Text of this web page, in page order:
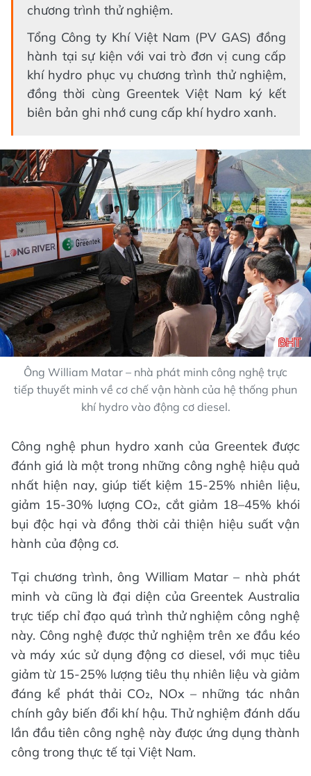
chương trình thử nghiệm.
Tổng Công ty Khí Việt Nam (PV GAS) đồng
hành tại sự kiện với vai trò đơn vị cung cấp
khí hydro phục vụ chương trình thử nghiệm,
đồng thời cùng Greentek Việt Nam ký kết
biên bản ghi nhớ cung cấp khí hydro xanh.
Ông William Matar – nhà phát minh công nghệ trực
tiếp thuyết minh về cơ chế vận hành của hệ thống phun
khí hydro vào động cơ diesel.
Công nghệ phun hydro xanh của Greentek được
đánh giá là một trong những công nghệ hiệu quả
nhất hiện nay, giúp tiết kiệm 15-25% nhiên liệu,
giảm 15-30% lượng CO₂, cắt giảm 18–45% khói
bụi độc hại và đồng thời cải thiện hiệu suất vận
hành của động cơ.
Tại chương trình, ông William Matar – nhà phát
minh và cũng là đại diện của Greentek Australia
trực tiếp chỉ đạo quá trình thử nghiệm công nghệ
này. Công nghệ được thử nghiệm trên xe đầu kéo
và máy xúc sử dụng động cơ diesel, với mục tiêu
giảm từ 15-25% lượng tiêu thụ nhiên liệu và giảm
đáng kể phát thải CO₂, NOx – những tác nhân
chính gây biến đổi khí hậu. Thử nghiệm đánh dấu
lần đầu tiên công nghệ này được ứng dụng thành
công trong thực tế tại Việt Nam.